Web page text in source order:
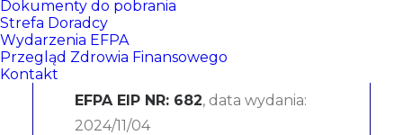
Dokumenty do pobrania
Strefa Doradcy
Wydarzenia EFPA
Przegląd Zdrowia Finansowego
Kontakt
Mielcarek
EFPA EIP NR: 682, data wydania:
2024/11/04